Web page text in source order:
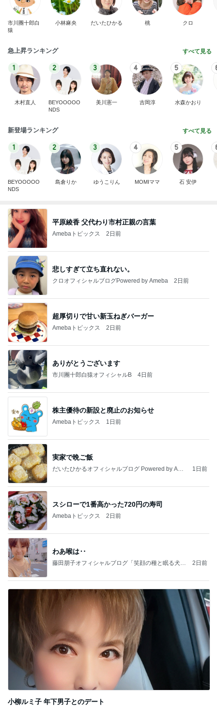
市川團十郎白
猿
小林麻央 だいたひかる 桃 クロ
急上昇ランキング すべて見る
1
木村直人
2
BEYOOOOO
NDS
3
美川憲一
4
吉岡淳
5
水森かおり
新登場ランキング すべて見る
1
BEYOOOOO
NDS
2
島倉りか
3
ゆうこりん
4
MOMIママ
5
石 安伊
平原綾香 父代わり市村正親の言葉
Amebaトピックス 2日前
悲しすぎて立ち直れない。
クロオフィシャルブログPowered by Ameba 2日前
超厚切りで甘い新玉ねぎバーガー
Amebaトピックス 2日前
ありがとうございます
市川團十郎白猿オフィシャルB 4日前
株主優待の新設と廃止のお知らせ
Amebaトピックス 1日前
実家で晩ご飯
だいたひかるオフィシャルブログ Powered by Ame
1日前
スシローで1番高かった720円の寿司
Amebaトピックス 2日前
わあ喉は‥
藤田朋子オフィシャルブログ「笑顔の種と眠る犬」
2日前
小柳ルミ子 年下男子とのデート